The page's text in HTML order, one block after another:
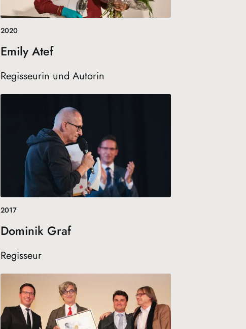
2020
Emily Atef
Regisseurin und Autorin
2017
Dominik Graf
Regisseur